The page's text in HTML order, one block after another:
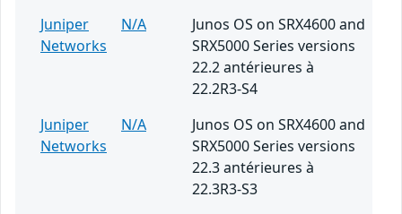
Juniper
Networks
N/A
Junos OS on SRX4600 and
SRX5000 Series versions
22.2 antérieures à
22.2R3-S4
Juniper
Networks
N/A
Junos OS on SRX4600 and
SRX5000 Series versions
22.3 antérieures à
22.3R3-S3